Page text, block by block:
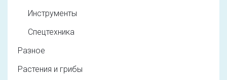
Инструменты
Спецтехника
Разное
Растения и грибы